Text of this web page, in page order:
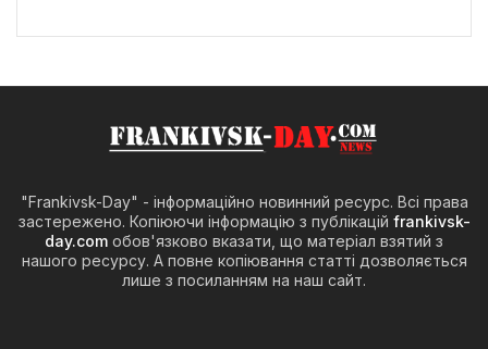
"Frankivsk-Day" - інформаційно новинний ресурс. Всі права
застережено. Копіюючи інформацію з публікацій frankivsk-
day.com обов'язково вказати, що матеріал взятий з
нашого ресурсу. А повне копіювання статті дозволяється
лише з посиланням на наш сайт.